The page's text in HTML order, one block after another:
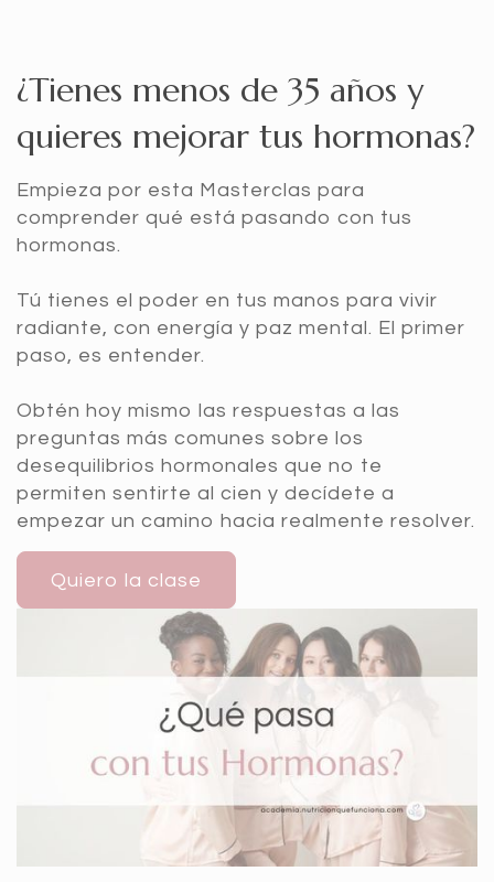
¿Tienes menos de 35 años y
quieres mejorar tus hormonas?
Empieza por esta Masterclas para
comprender qué está pasando con tus
hormonas.
Tú tienes el poder en tus manos para vivir
radiante, con energía y paz mental. El primer
paso, es entender.
Obtén hoy mismo las respuestas a las
preguntas más comunes sobre los
desequilibrios hormonales que no te
permiten sentirte al cien y decídete a
empezar un camino hacia realmente resolver.
Quiero la clase